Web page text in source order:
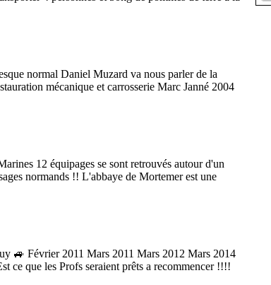
normal Daniel Muzard va nous parler de la
mécanique et carrosserie Marc Janné 2004
12 équipages se sont retrouvés autour d'un
normands !! L'abbaye de Mortemer est une
🚙 Février 2011 Mars 2011 Mars 2012 Mars 2014
ce que les Profs seraient prêts a recommencer !!!!